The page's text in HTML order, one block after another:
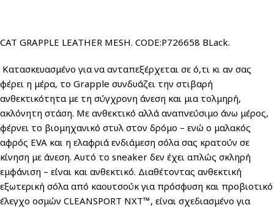
CAT GRAPPLE LEATHER MESH. CODE:P726658 BLack.
Κατασκευασμένο για να ανταπεξέρχεται σε ό,τι κι αν σας
φέρει η μέρα, το Grapple συνδυάζει την στιβαρή
ανθεκτικότητα με τη σύγχρονη άνεση και μια τολμηρή,
ακλόνητη στάση. Με ανθεκτικό αλλά αναπνεύσιμο άνω μέρος,
φέρνει το βιομηχανικό στυλ στον δρόμο – ενώ ο μαλακός
αφρός EVA και η ελαφριά ενδιάμεση σόλα σας κρατούν σε
κίνηση με άνεση. Αυτό το sneaker δεν έχει απλώς σκληρή
εμφάνιση – είναι και ανθεκτικό. Διαθέτοντας ανθεκτική
εξωτερική σόλα από καουτσούκ για πρόσφυση και προβιοτικό
έλεγχο οσμών CLEANSPORT NXT™, είναι σχεδιασμένο για